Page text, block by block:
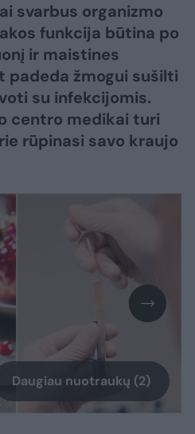
svarbus organizmo
funkcija būtina po
ir maistines
padeda žmogui sušilti
su infekcijomis.
centro medikai turi
rūpinasi savo kraujo
Daugiau nuotraukų (2)